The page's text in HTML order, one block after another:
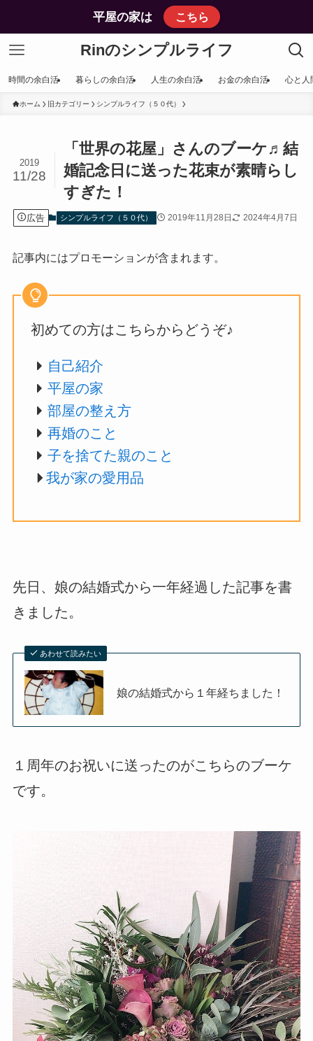
平屋の家は こちら
Rinのシンプルライフ
時間の余白活 暮らしの余白活 人生の余白活 お金の余白活 心と人
ホーム 旧カテゴリー シンプルライフ（５０代）
「世界の花屋」さんのブーケ♬結
婚記念日に送った花束が素晴らし
すぎた！
2019
11/28
広告 シンプルライフ（５０代） 2019年11月28日 2024年4月7日
記事内にはプロモーションが含まれます。
初めての方はこちらからどうぞ♪
自己紹介
平屋の家
部屋の整え方
再婚のこと
子を捨てた親のこと
我が家の愛用品
先日、娘の結婚式から一年経過した記事を書
きました。
あわせて読みたい
娘の結婚式から１年経ちました！
１周年のお祝いに送ったのがこちらのブーケ
です。